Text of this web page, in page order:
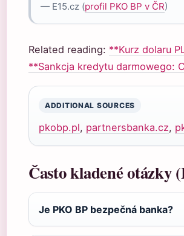
— E15.cz (profil PKO BP v ČR)
Related reading: **Kurz dolaru
**Sankcja kredytu darmowego:
ADDITIONAL SOURCES
pkobp.pl, partnersbanka.cz,
Často kladené otázky
Je PKO BP bezpečná banka?